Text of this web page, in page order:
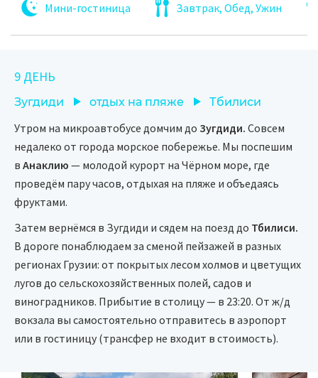
Мини-гостиница Завтрак, Обед, Ужин
9 ДЕНЬ
Зугдиди отдых на пляже Тбилиси
Утром на микроавтобусе домчим до Зугдиди. Совсем
недалеко от города морское побережье. Мы поспешим
в Анаклию — молодой курорт на Чёрном море, где
проведём пару часов, отдыхая на пляже и объедаясь
фруктами.
Затем вернёмся в Зугдиди и сядем на поезд до Тбилиси.
В дороге понаблюдаем за сменой пейзажей в разных
регионах Грузии: от покрытых лесом холмов и цветущих
лугов до сельскохозяйственных полей, садов и
виноградников. Прибытие в столицу — в 23:20. От ж/д
вокзала вы самостоятельно отправитесь в аэропорт
или в гостиницу (трансфер не входит в стоимость).